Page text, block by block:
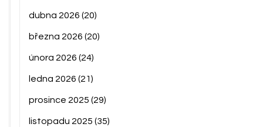
dubna 2026 (20)
března 2026 (20)
února 2026 (24)
ledna 2026 (21)
prosince 2025 (29)
listopadu 2025 (35)